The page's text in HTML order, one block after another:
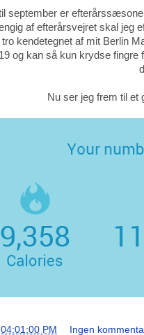
september er
af efterårsvejret skal jeg
tro kendetegnet af mit Berlin
og kan så kun krydse
Nu ser jeg frem til et
PM
Ingen